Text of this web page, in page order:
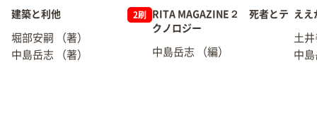
建築と利他 2刷
堀部安嗣
（著）
中島岳志
（著）
RITA MAGAZINE２ 死者とテ
クノロジー
中島岳志 （編）
ええ
土
中